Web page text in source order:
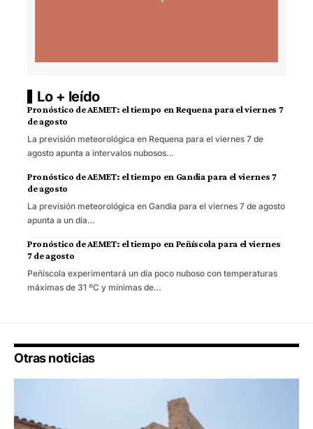
Lo + leído
Pronóstico de AEMET: el tiempo en Requena para el viernes 7
de agosto
La previsión meteorológica en Requena para el viernes 7 de
agosto apunta a intervalos nubosos…
Pronóstico de AEMET: el tiempo en Gandia para el viernes 7
de agosto
La previsión meteorológica en Gandia para el viernes 7 de agosto
apunta a un día…
Pronóstico de AEMET: el tiempo en Peñíscola para el viernes
7 de agosto
Peñíscola experimentará un día poco nuboso con temperaturas
máximas de 31 ºC y mínimas de…
Otras noticias